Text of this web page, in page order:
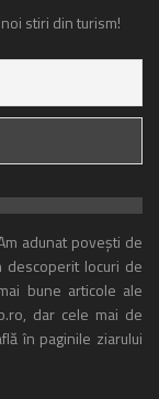
stiri din turism!
adunat povești de
descoperit locuri de
bune articole ale
dar cele mai de
în paginile ziarului